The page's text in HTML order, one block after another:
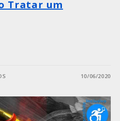
Tratar um
10/06/2020